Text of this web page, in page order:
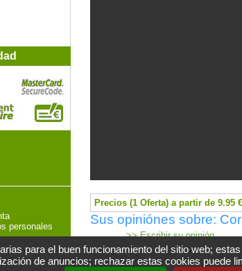
Precios (1 Oferta) a partir de 9.95 €
Sus opiniónes sobre:
>> Escribir su opinión
personales
para el buen funcionamiento del sitio web;
de anuncios; rechazar estas cookies puede